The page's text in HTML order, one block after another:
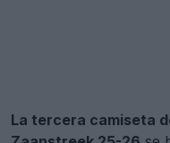
La tercera camiseta